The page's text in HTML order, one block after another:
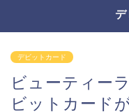
デビットカード
ビューティー
ビットカード